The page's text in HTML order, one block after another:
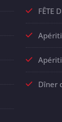
FÊTE
Dîner